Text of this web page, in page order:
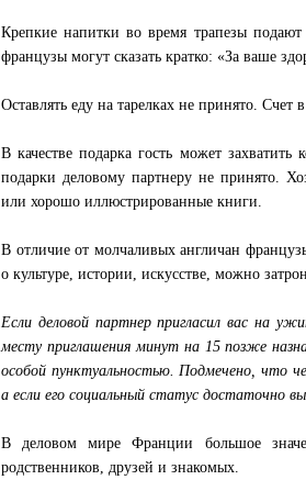
Крепкие напитки во время трапезы
французы могут сказать кратко: «За ваше
Оставлять еду на тарелках не принято.
В качестве подарка гость может
подарки деловому партнеру не принято.
или хорошо иллюстрированные книги.
В отличие от молчаливых англичан
о культуре, истории, искусстве, можно
Если деловой партнер пригласил вас на
месту приглашения минут на 15 позже
особой пунктуальностью. Подмечено, что
а если его социальный статус достаточно
В деловом мире Франции большое
родственников, друзей и знакомых.